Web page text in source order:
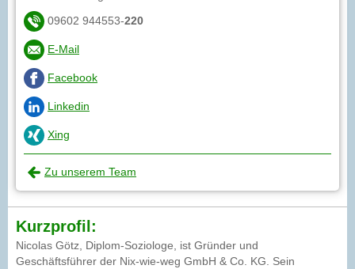
09602 944553-220
E-Mail
Facebook
Linkedin
Xing
Zu unserem Team
Kurzprofil:
Nicolas Götz, Diplom-Soziologe, ist Gründer und
Geschäftsführer der Nix-wie-weg GmbH & Co. KG. Sein